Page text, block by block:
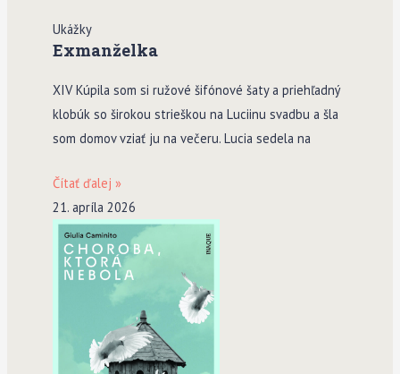
Ukážky
Exmanželka
XIV Kúpila som si ružové šifónové šaty a priehľadný
klobúk so širokou strieškou na Luciinu svadbu a šla
som domov vziať ju na večeru. Lucia sedela na
Čítať ďalej »
21. apríla 2026